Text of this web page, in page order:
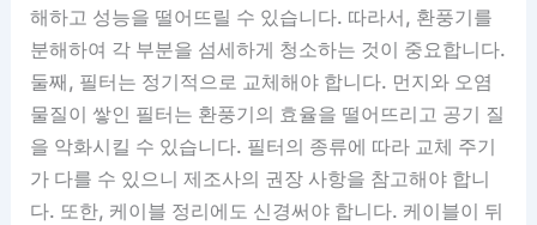
해하고 성능을 떨어뜨릴 수 있습니다. 따라서, 환풍기를
분해하여 각 부분을 섬세하게 청소하는 것이 중요합니다.
둘째, 필터는 정기적으로 교체해야 합니다. 먼지와 오염
물질이 쌓인 필터는 환풍기의 효율을 떨어뜨리고 공기 질
을 악화시킬 수 있습니다. 필터의 종류에 따라 교체 주기
가 다를 수 있으니 제조사의 권장 사항을 참고해야 합니
다. 또한, 케이블 정리에도 신경써야 합니다. 케이블이 뒤